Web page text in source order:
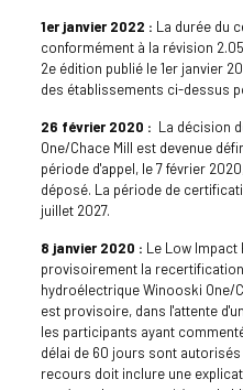
1er janvier 2022 : La durée du
conformément à la révision
2e édition publié le 1er janvier
des établissements ci-dessus
26 février 2020 : La décision
One/Chace Mill est devenue
période d'appel, le 7 février
déposé. La période de
juillet 2027.
8 janvier 2020 : Le Low
provisoirement la
hydroélectrique Winooski One/
est provisoire, dans l'attente
les participants ayant
délai de 60 jours sont
recours doit inclure une